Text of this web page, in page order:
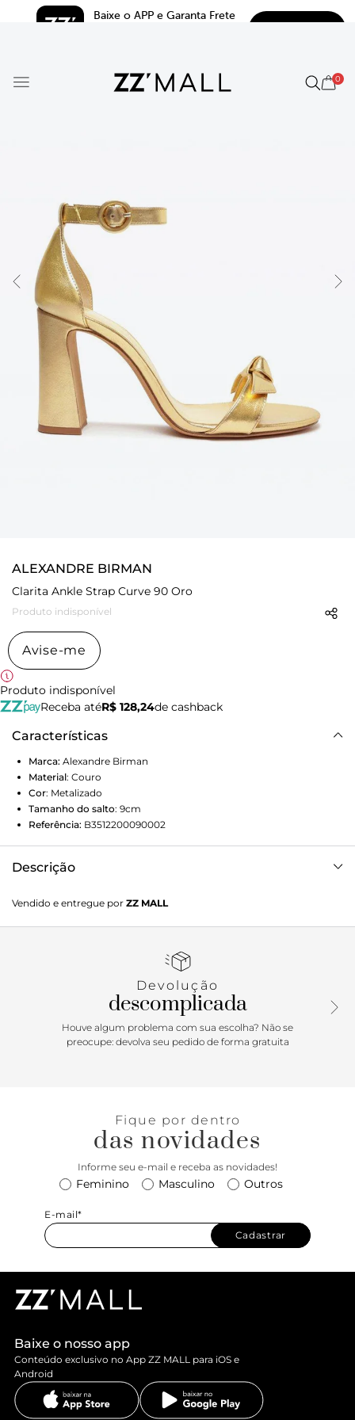
Baixe o APP e Garanta Frete
0
ALEXANDRE BIRMAN
Clarita Ankle Strap Curve 90 Oro
Produto indisponível
Avise-me
Produto indisponível
Receba atéR$ 128,24de cashback
Características
Marca: Alexandre Birman
Material: Couro
Cor: Metalizado
Tamanho do salto: 9cm
Referência: B3512200090002
Descrição
italiano e salto bloco curve em kid soft metal oro.
Vendido e entregue por ZZ MALL
Devolução
descomplicada
Houve algum problema com sua escolha? Não se
preocupe: devolva seu pedido de forma gratuita
Fique por dentro
das novidades
Informe seu e-mail e receba as novidades!
Feminino Masculino Outros
E-mail*
Cadastrar
Baixe o nosso app
Conteúdo exclusivo no App ZZ MALL para iOS e
Android